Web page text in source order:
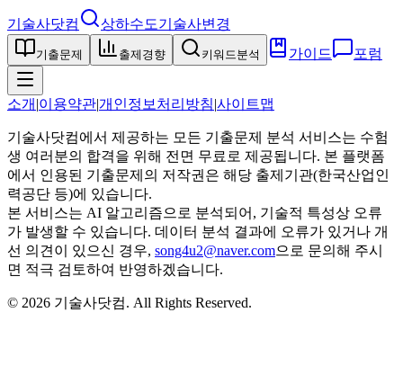
기술사닷컴 상하수도기술사변경
기출문제 출제경향 키워드분석 가이드 포럼
소개 |이용약관|개인정보처리방침|사이트맵
기술사닷컴에서 제공하는 모든 기출문제 분석 서비스는 수험
생 여러분의 합격을 위해 전면 무료로 제공됩니다. 본 플랫폼
에서 인용된 기출문제의 저작권은 해당 출제기관(한국산업인
력공단 등)에 있습니다.
본 서비스는 AI 알고리즘으로 분석되어, 기술적 특성상 오류
가 발생할 수 있습니다. 데이터 분석 결과에 오류가 있거나 개
선 의견이 있으신 경우, song4u2@naver.com으로 문의해 주시
면 적극 검토하여 반영하겠습니다.
© 2026 기술사닷컴. All Rights Reserved.